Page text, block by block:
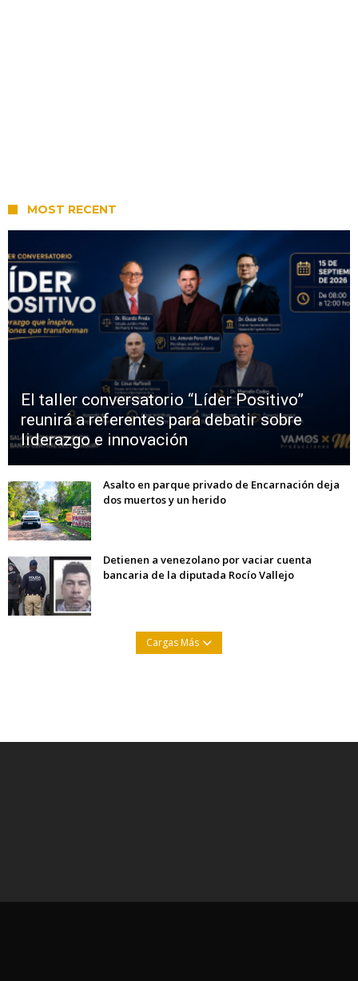
MOST RECENT
El taller conversatorio “Líder Positivo”
reunirá a referentes para debatir sobre
liderazgo e innovación
Asalto en parque privado de Encarnación deja
dos muertos y un herido
Detienen a venezolano por vaciar cuenta
bancaria de la diputada Rocío Vallejo
Cargas Más